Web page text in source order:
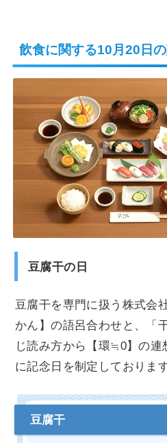
飲食に関する10月20日
豆腐干の日
豆腐干を専門に扱う株式会
かん】の語呂合わせと、「
じ読み方から【環≒0】の連
に記念日を制定しております